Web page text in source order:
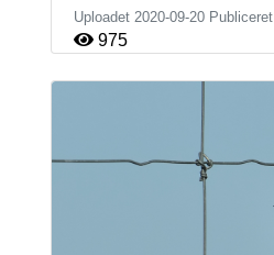
Uploadet 2020-09-20 Publiceret
975